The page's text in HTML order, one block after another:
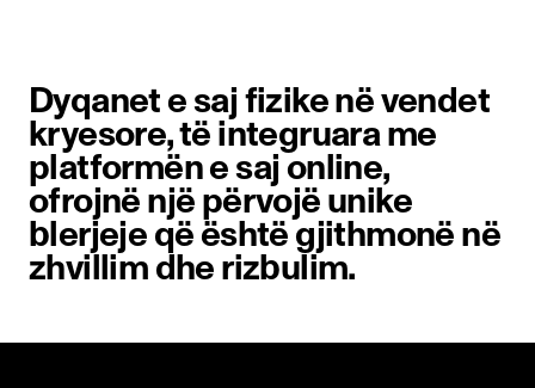
Dyqanet e saj fizike në vendet
kryesore, të integruara me
platformën e saj online,
ofrojnë një përvojë unike
blerjeje që është gjithmonë në
zhvillim dhe rizbulim.